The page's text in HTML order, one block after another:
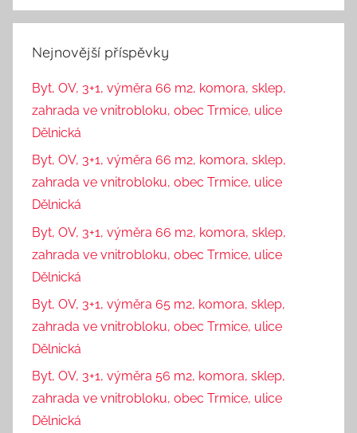
Nejnovější příspěvky
Byt, OV, 3+1, výměra 66 m2, komora, sklep,
zahrada ve vnitrobloku, obec Trmice, ulice
Dělnická
Byt, OV, 3+1, výměra 66 m2, komora, sklep,
zahrada ve vnitrobloku, obec Trmice, ulice
Dělnická
Byt, OV, 3+1, výměra 66 m2, komora, sklep,
zahrada ve vnitrobloku, obec Trmice, ulice
Dělnická
Byt, OV, 3+1, výměra 65 m2, komora, sklep,
zahrada ve vnitrobloku, obec Trmice, ulice
Dělnická
Byt, OV, 3+1, výměra 56 m2, komora, sklep,
zahrada ve vnitrobloku, obec Trmice, ulice
Dělnická